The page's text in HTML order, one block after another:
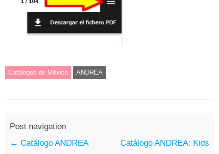
Catálogos de México ANDREA
Post navigation
← Catálogo ANDREA
Catálogo ANDREA: Kids